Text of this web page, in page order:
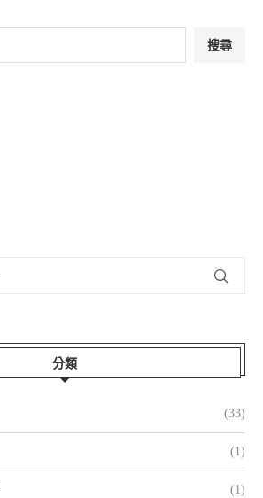
搜尋
分類
(33)
(1)
(1)